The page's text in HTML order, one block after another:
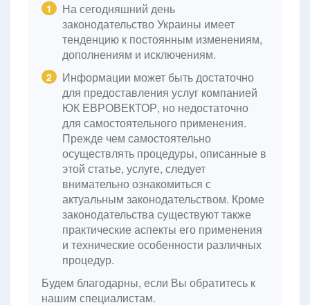
1
На сегодняшний день
законодательство Украины имеет
тенденцию к постоянным изменениям,
дополнениям и исключениям.
2
Информации может быть достаточно
для предоставления услуг компанией
ЮК ЕВРОВЕКТОР, но недостаточно
для самостоятельного применения.
Прежде чем самостоятельно
осуществлять процедуры, описанные в
этой статье, услуге, следует
внимательно ознакомиться с
актуальным законодательством. Кроме
законодательства существуют также
практические аспекты его применения
и технические особенности различных
процедур.
Будем благодарны, если Вы обратитесь к
нашим специалистам.